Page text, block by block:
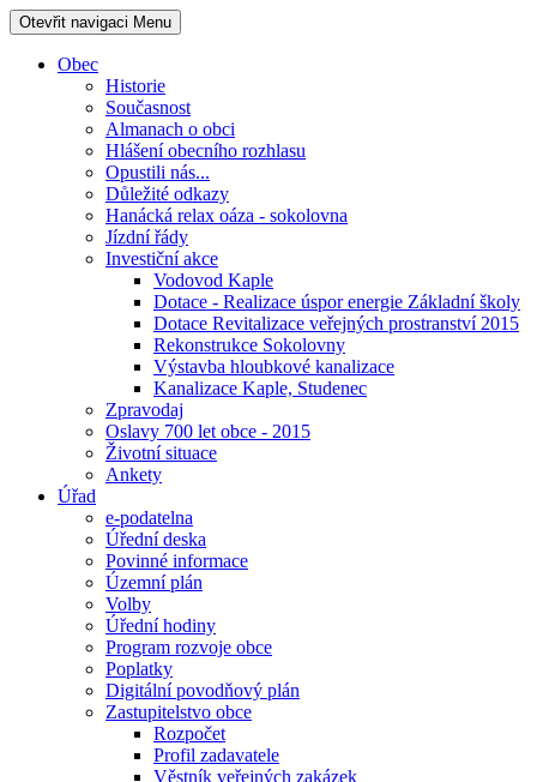
Otevřit navigaci Menu
Obec
Historie
Současnost
Almanach o obci
Hlášení obecního rozhlasu
Opustili nás...
Důležité odkazy
Hanácká relax oáza - sokolovna
Jízdní řády
Investiční akce
Vodovod Kaple
Dotace - Realizace úspor energie Základní školy
Dotace Revitalizace veřejných prostranství 2015
Rekonstrukce Sokolovny
Výstavba hloubkové kanalizace
Kanalizace Kaple, Studenec
Zpravodaj
Oslavy 700 let obce - 2015
Životní situace
Ankety
Úřad
e-podatelna
Úřední deska
Povinné informace
Územní plán
Volby
Úřední hodiny
Program rozvoje obce
Poplatky
Digitální povodňový plán
Zastupitelstvo obce
Rozpočet
Profil zadavatele
Věstník veřejných zakázek